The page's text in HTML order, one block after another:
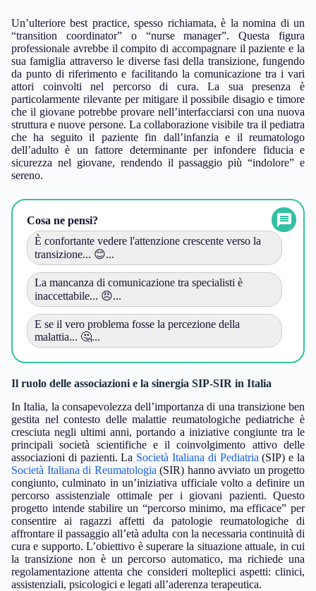
Un’ulteriore best practice, spesso richiamata, è la nomina di un
“transition coordinator” o “nurse manager”. Questa figura
professionale avrebbe il compito di accompagnare il paziente e la
sua famiglia attraverso le diverse fasi della transizione, fungendo
da punto di riferimento e facilitando la comunicazione tra i vari
attori coinvolti nel percorso di cura. La sua presenza è
particolarmente rilevante per mitigare il possibile disagio e timore
che il giovane potrebbe provare nell’interfacciarsi con una nuova
struttura e nuove persone. La collaborazione visibile tra il pediatra
che ha seguito il paziente fin dall’infanzia e il reumatologo
dell’adulto è un fattore determinante per infondere fiducia e
sicurezza nel giovane, rendendo il passaggio più “indolore” e
sereno.
Cosa ne pensi?
È confortante vedere l'attenzione crescente verso la
transizione... 😊...
La mancanza di comunicazione tra specialisti è
inaccettabile... 😠...
E se il vero problema fosse la percezione della
malattia... 🤔...
Il ruolo delle associazioni e la sinergia SIP-SIR in Italia
In Italia, la consapevolezza dell’importanza di una transizione ben
gestita nel contesto delle malattie reumatologiche pediatriche è
cresciuta negli ultimi anni, portando a iniziative congiunte tra le
principali società scientifiche e il coinvolgimento attivo delle
associazioni di pazienti. La Società Italiana di Pediatria (SIP) e la
Società Italiana di Reumatologia (SIR) hanno avviato un progetto
congiunto, culminato in un’iniziativa ufficiale volto a definire un
percorso assistenziale ottimale per i giovani pazienti. Questo
progetto intende stabilire un “percorso minimo, ma efficace” per
consentire ai ragazzi affetti da patologie reumatologiche di
affrontare il passaggio all’età adulta con la necessaria continuità di
cura e supporto. L’obiettivo è superare la situazione attuale, in cui
la transizione non è un percorso automatico, ma richiede una
regolamentazione attenta che consideri molteplici aspetti: clinici,
assistenziali, psicologici e legati all’aderenza terapeutica.